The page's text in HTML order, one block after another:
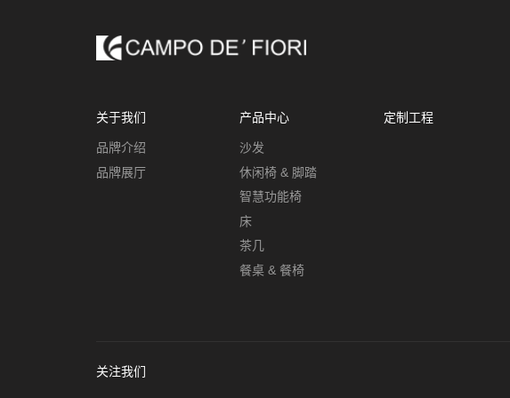
关于我们
品牌介绍
品牌展厅
产品中心
沙发
休闲椅 & 脚踏
智慧功能椅
床
茶几
餐桌 & 餐椅
定制工程
关注我们